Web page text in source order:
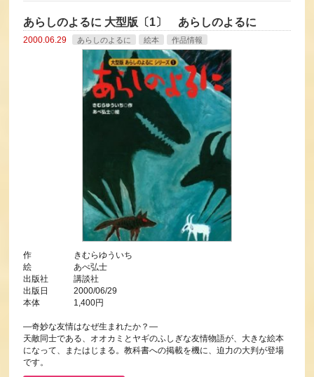
あらしのよるに 大型版〔1〕 あらしのよるに
2000.06.29 あらしのよるに 絵本 作品情報
作 きむらゆういち
絵 あべ弘士
出版社 講談社
出版日 2000/06/29
本体 1,400円
―奇妙な友情はなぜ生まれたか？―
天敵同士である、オオカミとヤギのふしぎな友情物語が、大きな絵本
になって、またはじまる。教科書への掲載を機に、迫力の大判が登場
です。